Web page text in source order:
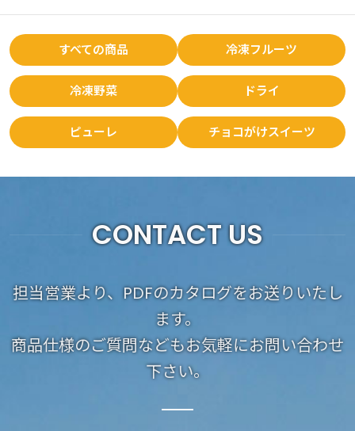
すべての商品 冷凍フルーツ
冷凍野菜 ドライ
ピューレ チョコがけスイーツ
CONTACT US
担当営業より、PDFのカタログをお送りいたし
ます。
商品仕様のご質問などもお気軽にお問い合わせ
下さい。